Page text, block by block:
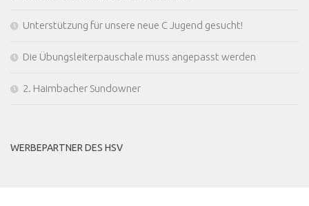
Unterstützung für unsere neue C Jugend gesucht!
Die Übungsleiterpauschale muss angepasst werden
2. Haimbacher Sundowner
WERBEPARTNER DES HSV